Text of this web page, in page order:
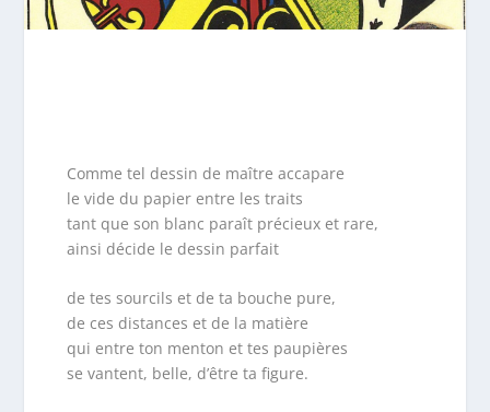
Comme tel dessin de maître accapare
le vide du papier entre les traits
tant que son blanc paraît précieux et rare,
ainsi décide le dessin parfait
de tes sourcils et de ta bouche pure,
de ces distances et de la matière
qui entre ton menton et tes paupières
se vantent, belle, d’être ta figure.